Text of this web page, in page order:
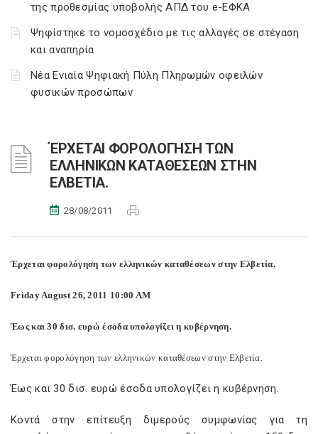
της προθεσμίας υποβολής ΑΠΔ του e-ΕΦΚΑ
Ψηφίστηκε το νομοσχέδιο με τις αλλαγές σε στέγαση
και αναπηρία
Νέα Ενιαία Ψηφιακή Πύλη Πληρωμών οφειλών
φυσικών προσώπων
ΈΡΧΕΤΑΙ ΦΟΡΟΛΟΓΗΣΗ ΤΩΝ
ΕΛΛΗΝΙΚΩΝ ΚΑΤΑΘΕΣΕΩΝ ΣΤΗΝ
ΕΛΒΕΤΙΑ.
28/08/2011
Έρχεται φορολόγηση των ελληνικών καταθέσεων στην Ελβετία.
Friday August 26, 2011 10:00 AM
Έως και 30 δισ. ευρώ έσοδα υπολογίζει η κυβέρνηση.
Έρχεται φορολόγηση των ελληνικών καταθέσεων στην Ελβετία.
Έως και 30 δισ. ευρώ έσοδα υπολογίζει η κυβέρνηση.
Κοντά στην επίτευξη διμερούς συμφωνίας για τη